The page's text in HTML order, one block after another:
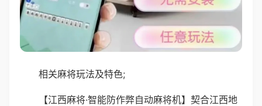
相关麻将玩法及特色;
【江西麻将·智能防作弊自动麻将机】契合江西地